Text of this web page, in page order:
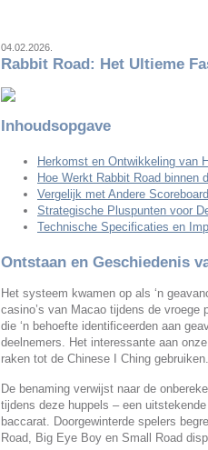
04.02.2026.
Rabbit Road: Het Ultieme
Inhoudsopgave
Herkomst en Ontwikkeling van
Hoe Werkt Rabbit Road binnen
Vergelijk met Andere
Strategische Pluspunten voor
Technische Specificaties en
Ontstaan en Geschiedenis
Het systeem kwamen op als ‘n
casino’s van Macao tijdens de
die ‘n behoefte identificeerden aan
deelnemers. Het interessante aan
raken tot de Chinese I Ching gebruiken.
De benaming verwijst naar de
tijdens deze huppels – een
baccarat. Doorgewinterde spelers
Road, Big Eye Boy en Small Road